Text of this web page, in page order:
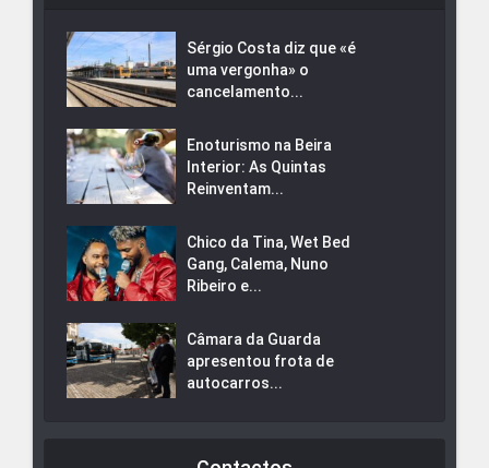
Sérgio Costa diz que «é
uma vergonha» o
cancelamento...
Enoturismo na Beira
Interior: As Quintas
Reinventam...
Chico da Tina, Wet Bed
Gang, Calema, Nuno
Ribeiro e...
Câmara da Guarda
apresentou frota de
autocarros...